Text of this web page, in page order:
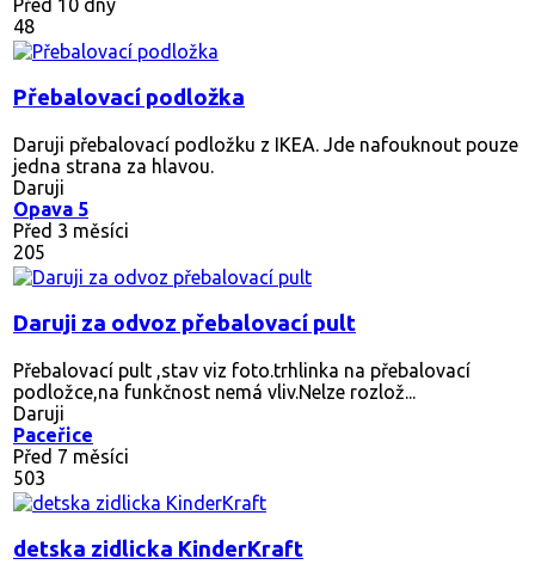
Před 10 dny
48
Přebalovací podložka
Daruji přebalovací podložku z IKEA. Jde nafouknout pouze
jedna strana za hlavou.
Daruji
Opava 5
Před 3 měsíci
205
Daruji za odvoz přebalovací pult
Přebalovací pult ,stav viz foto.trhlinka na přebalovací
podložce,na funkčnost nemá vliv.Nelze rozlož...
Daruji
Paceřice
Před 7 měsíci
503
detska zidlicka KinderKraft